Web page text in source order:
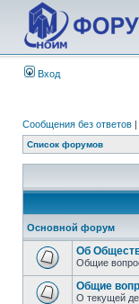
Вход
Сообщения без ответов |
Список форумов
Основной форум
Об
Общие
Общие
О текущей